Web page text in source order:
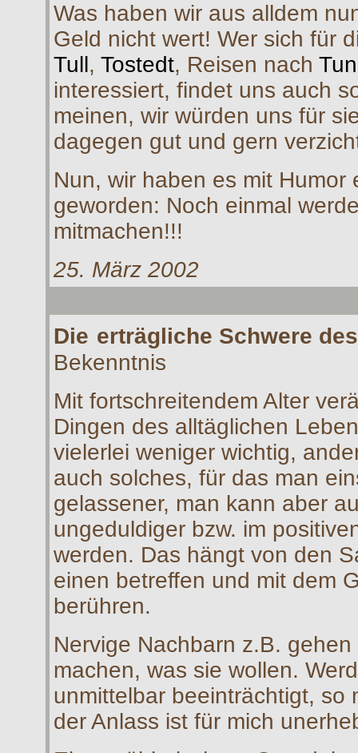
Was haben wir aus alldem
Geld nicht wert! Wer sich für
Tull, Tostedt, Reisen nach
interessiert, findet uns auch
meinen, wir würden uns für
dagegen gut und gern
Nun, wir haben es mit
geworden: Noch einmal
mitmachen!!!
25. März 2002
Die erträgliche Schwere
Bekenntnis
Mit fortschreitendem Alter
Dingen des alltäglichen
vielerlei weniger wichtig,
auch solches, für das man
gelassener, man kann aber
ungeduldiger bzw. im
werden. Das hängt von den
einen betreffen und mit dem
berühren.
Nervige Nachbarn z.B.
machen, was sie wollen.
unmittelbar beeinträchtigt, so
der Anlass ist für mich